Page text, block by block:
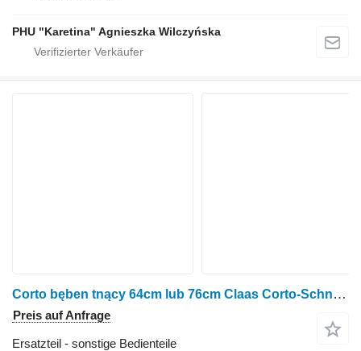
PHU "Karetina" Agnieszka Wilczyńska
Corto bęben tnący 64cm lub 76cm Claas Corto-Schneidtrommel 64 cm oder 76 cm für Claas Mähwerk
Preis auf Anfrage
Ersatzteil - sonstige Bedienteile